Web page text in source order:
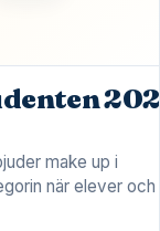
make up i
när elever och